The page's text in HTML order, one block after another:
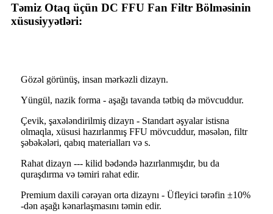
Təmiz Otaq üçün DC FFU Fan Filtr Bölməsinin
xüsusiyyətləri:
Gözəl görünüş, insan mərkəzli dizayn.
Yüngül, nazik forma - aşağı tavanda tətbiq də mövcuddur.
Çevik, şaxələndirilmiş dizayn - Standart əşyalar istisna
olmaqla, xüsusi hazırlanmış FFU mövcuddur, məsələn, filtr
şəbəkələri, qabıq materialları və s.
Rahat dizayn --- kilid bədəndə hazırlanmışdır, bu da
quraşdırma və təmiri rahat edir.
Premium daxili cərəyan orta dizaynı - Üfleyici tərəfin ±10%
-dən aşağı kənarlaşmasını təmin edir.